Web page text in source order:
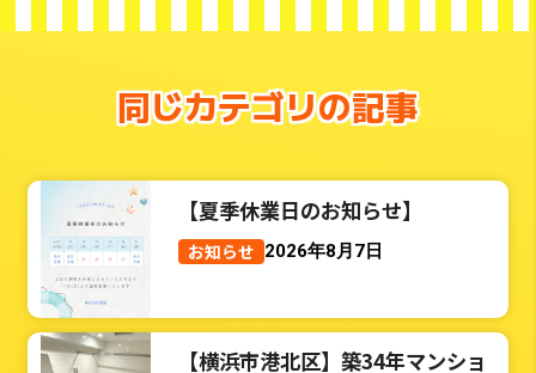
同じカテゴリの記事
【夏季休業日のお知らせ】
お知らせ 2026年8月7日
【横浜市港北区】築34年マンショ